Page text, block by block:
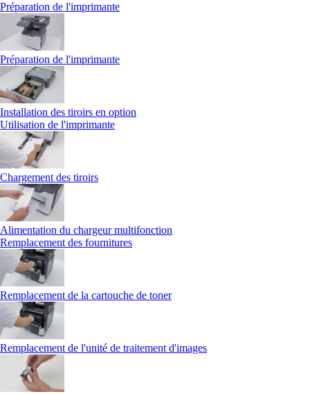
Préparation de l'imprimante
Préparation de l'imprimante
Installation des tiroirs en option
Utilisation de l'imprimante
Chargement des tiroirs
Alimentation du chargeur multifonction
Remplacement des fournitures
Remplacement de la cartouche de toner
Remplacement de l'unité de traitement d'images